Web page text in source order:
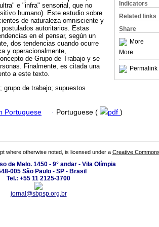
Indicators
Related links
Share
More
More
Permalink
e "infra" sensorial, que no
humano). Este estudio sobre
de naturaleza omnisciente y
autoritarios. Estas
en el pensar, según un
dos tendencias cuando ocurre
y operacionalmente,
de Grupo de Trabajo y se
Finalmente, es citada una
a este texto.
grupo de trabajo; supuestos
Portuguese · Portuguese ( pdf )
where otherwise noted, is licensed under a Creative
de Melo. 1450 - 9° andar - Vila Olímpia
005 São Paulo - SP - Brasil
Tel.: +55 11 2125-3700
jornal@sbpsp.org.br